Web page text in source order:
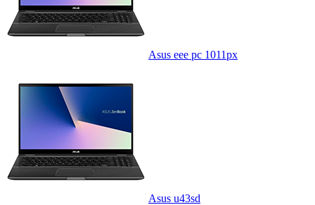
Asus eee pc 1011px
Asus u43sd